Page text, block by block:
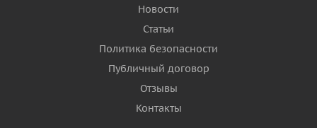
Новости
Статьи
Политика безопасности
Публичный договор
Отзывы
Контакты